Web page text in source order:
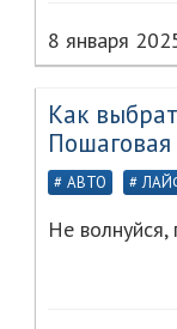
8 января
Как
АВТО
Не